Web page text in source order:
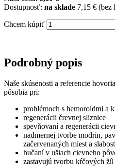
Dostupnosť: na sklade 7,15 € (bez
Chcem kúpiť
Podrobný popis
Naše skúsenosti a referencie
pôsobia pri:
problémoch s hemoroidmi a
regenerácii črevnej sliznice
spevňovaní a regenerácii
nadmernej tvorbe modrín,
začervenaných miest a
hučaní v ušiach cievneho
zastavujú tvorbu kŕčových žíl